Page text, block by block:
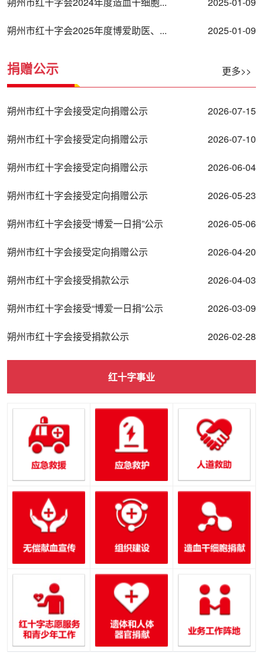
朔州市红十字会2025年度博爱助医、... 2025-01-09
捐赠公示 更多>>
朔州市红十字会接受定向捐赠公示 2026-07-15
朔州市红十字会接受定向捐赠公示 2026-07-10
朔州市红十字会接受定向捐赠公示 2026-06-04
朔州市红十字会接受定向捐赠公示 2026-05-23
朔州市红十字会接受“博爱一日捐”公示 2026-05-06
朔州市红十字会接受定向捐赠公示 2026-04-20
朔州市红十字会接受捐款公示 2026-04-03
朔州市红十字会接受“博爱一日捐”公示 2026-03-09
朔州市红十字会接受捐款公示 2026-02-28
红十字事业